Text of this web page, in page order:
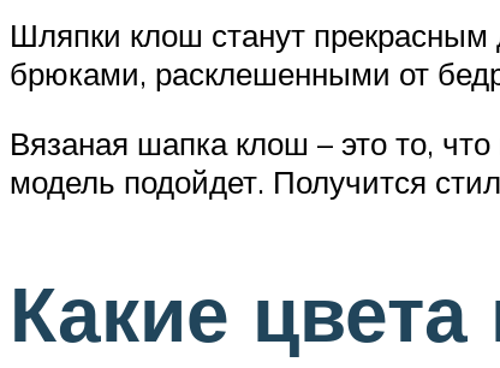
Шляпки клош станут прекрасным
брюками, расклешенными от
Вязаная шапка клош – это то,
модель подойдет. Получится
Какие